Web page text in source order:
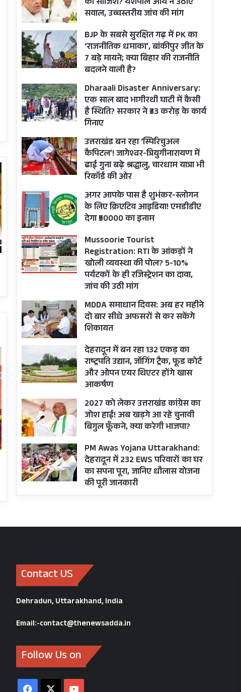
की साजिश? यशपाल आर्य ने उठाए
सवाल, उच्चस्तरीय जांच की मांग
BJP के सबसे सुरक्षित गढ़ में PK का
‘राजनीतिक धमाका’, बांकीपुर जीत के
7 बड़े मायने; क्या बिहार की राजनीति
बदलने वाली है?
Dharaali Disaster Anniversary:
एक साल बाद भागीरथी घाटी में कैसी
है स्थिति? सरकार ने ₹33 करोड़ के कार्य
गिनाए
उत्तराखंड बन रहा ‘स्पिरिचुअल
कैपिटल’! जागेश्वर-त्रियुगीनारायण में
ढाई गुना बढ़े श्रद्धालु, चारधाम यात्रा भी
रिकॉर्ड की ओर
अगर आपके पास है शुभंकर-स्लोगन
के लिए क्रिएटिव आइडिया! एमडीडीए
देगा ₹50000 का इनाम
Mussoorie Tourist
Registration: RTI के आंकड़ों ने
खोली व्यवस्था की पोल? 5-10%
पर्यटकों के ही रजिस्ट्रेशन का दावा,
जांच की उठी मांग
MDDA समाधान दिवस: अब हर महीने
दो बार सीधे अफसरों से कर सकेंगे
शिकायत
देहरादून में बन रहा 132 एकड़ का
राष्ट्रपति उद्यान, जॉगिंग ट्रैक, फूड कोर्ट
और ओपन एयर थिएटर होंगे खास
आकर्षण
2027 को लेकर उत्तराखंड कांग्रेस का
जोश हाई! अब खड़गे आ रहे चुनावी
बिगुल फूँकने, क्या करेगी भाजपा?
PM Awas Yojana Uttarakhand:
देहरादून में 232 EWS परिवारों का घर
का सपना पूरा, जानिए धौलास योजना
की पूरी जानकारी
Contact US
Dehradun, Uttarakhand, India
Email:-contact@thenewsadda.in
Follow Us on
Facebook YouTube